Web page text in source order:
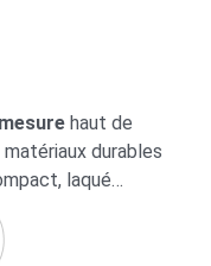
haut de
durables
laqué…